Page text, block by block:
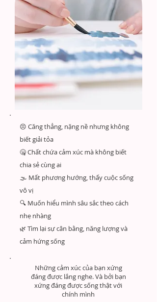
😣 Căng thẳng, nặng nề nhưng không
biết giải tỏa
🤐 Chất chứa cảm xúc mà không biết
chia sẻ cùng ai
🌫️ Mất phương hướng, thấy cuộc sống
vô vị
🔍 Muốn hiểu mình sâu sắc theo cách
nhẹ nhàng
🌿 Tìm lại sự cân bằng, năng lượng và
cảm hứng sống
Những cảm xúc của bạn xứng
đáng được lắng nghe. Và bởi bạn
xứng đáng được sống thật với
chính mình